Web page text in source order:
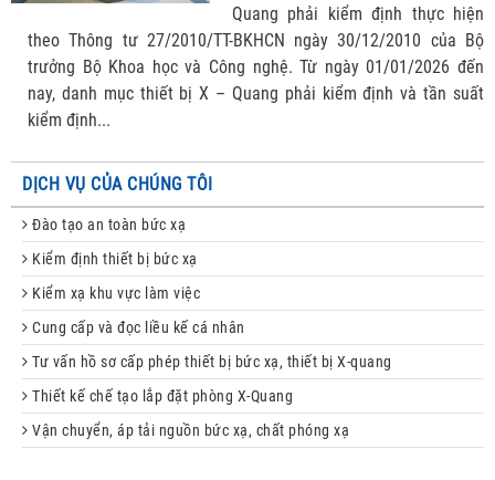
Quang phải kiểm định thực hiện
theo Thông tư 27/2010/TT-BKHCN ngày 30/12/2010 của Bộ
trưởng Bộ Khoa học và Công nghệ. Từ ngày 01/01/2026 đến
nay, danh mục thiết bị X – Quang phải kiểm định và tần suất
kiểm định...
DỊCH VỤ CỦA CHÚNG TÔI
Đào tạo an toàn bức xạ
Kiểm định thiết bị bức xạ
Kiểm xạ khu vực làm việc
Cung cấp và đọc liều kế cá nhân
Tư vấn hồ sơ cấp phép thiết bị bức xạ, thiết bị X-quang
Thiết kế chế tạo lắp đặt phòng X-Quang
Vận chuyển, áp tải nguồn bức xạ, chất phóng xạ